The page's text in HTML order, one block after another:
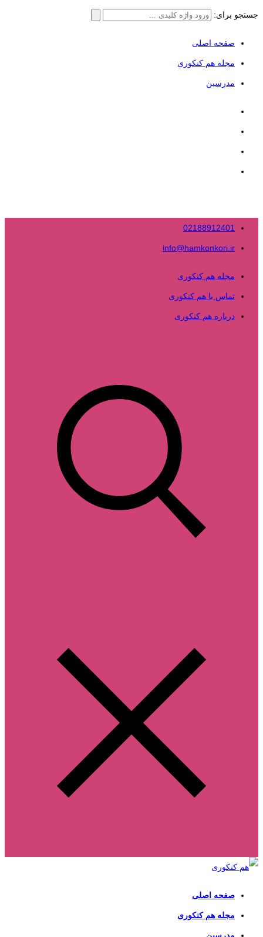
جستجو برای:
صفحه اصلی
مجله هم کنکوری
مدرسین
02188912401
info@hamkonkori.ir
مجله هم کنکوری
تماس با هم کنکوری
درباره هم کنکوری
صفحه اصلی
مجله هم کنکوری